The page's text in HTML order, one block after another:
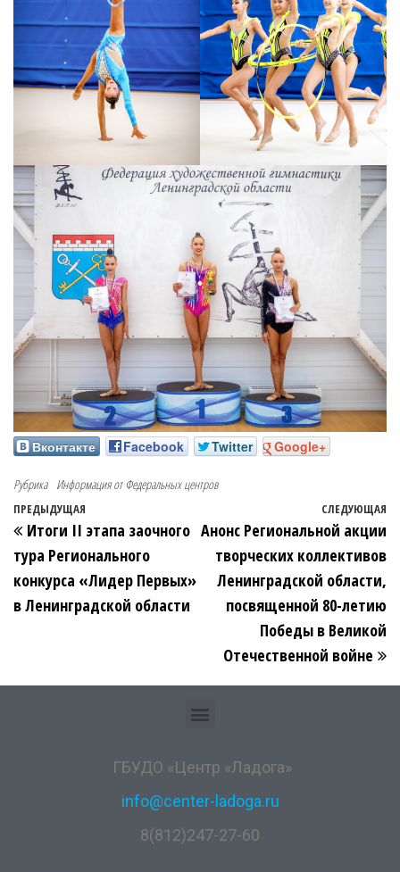
Вконтакте Facebook Twitter Google+
Рубрика Информация от Федеральных центров
ПРЕДЫДУЩАЯ
Итоги II этапа заочного
тура Регионального
конкурса «Лидер Первых»
в Ленинградской области
СЛЕДУЮЩАЯ
Анонс Региональной акции
творческих коллективов
Ленинградской области,
посвященной 80-летию
Победы в Великой
Отечественной войне
ГБУДО «Центр «Ладога»
info@center-ladoga.ru
8(812)247-27-60